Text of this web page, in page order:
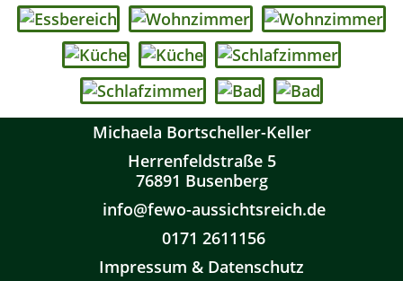
Michaela Bortscheller-Keller
Herrenfeldstraße 5
76891 Busenberg
info@fewo-aussichtsreich.de
0171 2611156
Impressum & Datenschutz